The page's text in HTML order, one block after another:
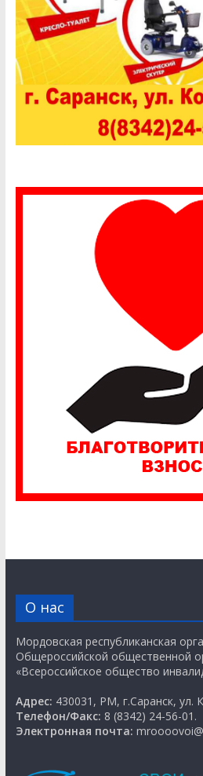
О нас
Мордовская республиканская
Общероссийской общественной
«Всероссийское общество
Адрес: 430031, РМ, г.Саранск, ул.
Телефон/Факс: 8 (8342) 24-56-01.
Электронная почта: